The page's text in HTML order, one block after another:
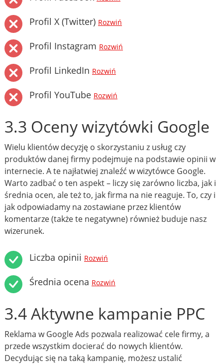
Profil X (Twitter) Rozwiń
Profil Instagram Rozwiń
Profil LinkedIn Rozwiń
Profil YouTube Rozwiń
3.3 Oceny wizytówki Google
Wielu klientów decyzję o skorzystaniu z usług czy
produktów danej firmy podejmuje na podstawie opinii w
internecie. A te najłatwiej znaleźć w wizytówce Google.
Warto zadbać o ten aspekt – liczy się zarówno liczba, jak i
średnia ocen, ale też to, jak firma na nie reaguje. To, czy i
jak odpowiadamy na zostawiane przez klientów
komentarze (także te negatywne) również buduje nasz
wizerunek.
Liczba opinii Rozwiń
Średnia ocena Rozwiń
3.4 Aktywne kampanie PPC
Reklama w Google Ads pozwala realizować cele firmy, a
przede wszystkim docierać do nowych klientów.
Decydując się na taką kampanię, możesz ustalić